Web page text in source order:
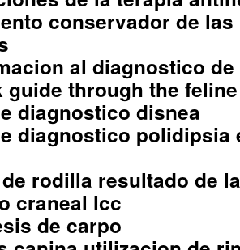
conservador de
al diagnostico
guide through the
diagnostico disnea
diagnostico polidipsia
rodilla resultado de
craneal lcc
de carpo